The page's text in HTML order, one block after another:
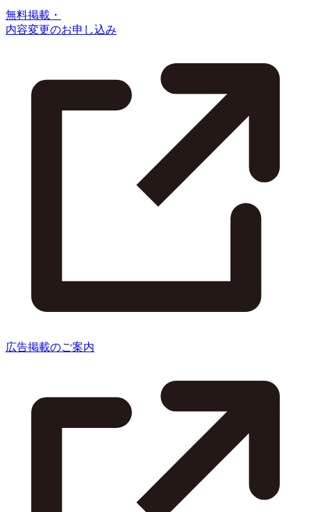
無料掲載・
内容変更のお申し込み
広告掲載のご案内